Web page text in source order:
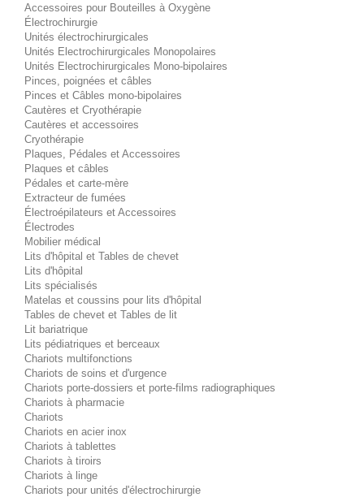
Accessoires pour Bouteilles à Oxygène
Électrochirurgie
Unités électrochirurgicales
Unités Electrochirurgicales Monopolaires
Unités Electrochirurgicales Mono-bipolaires
Pinces, poignées et câbles
Pinces et Câbles mono-bipolaires
Cautères et Cryothérapie
Cautères et accessoires
Cryothérapie
Plaques, Pédales et Accessoires
Plaques et câbles
Pédales et carte-mère
Extracteur de fumées
Électroépilateurs et Accessoires
Électrodes
Mobilier médical
Lits d'hôpital et Tables de chevet
Lits d'hôpital
Lits spécialisés
Matelas et coussins pour lits d'hôpital
Tables de chevet et Tables de lit
Lit bariatrique
Lits pédiatriques et berceaux
Chariots multifonctions
Chariots de soins et d'urgence
Chariots porte-dossiers et porte-films radiographiques
Chariots à pharmacie
Chariots
Chariots en acier inox
Chariots à tablettes
Chariots à tiroirs
Chariots à linge
Chariots pour unités d'électrochirurgie